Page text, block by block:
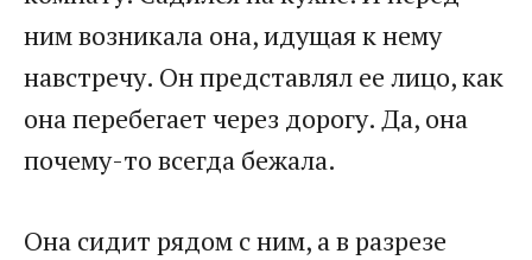
ним возникала она, идущая к нему
навстречу. Он представлял ее лицо, как
она перебегает через дорогу. Да, она
почему-то всегда бежала.
Она сидит рядом с ним, а в разрезе